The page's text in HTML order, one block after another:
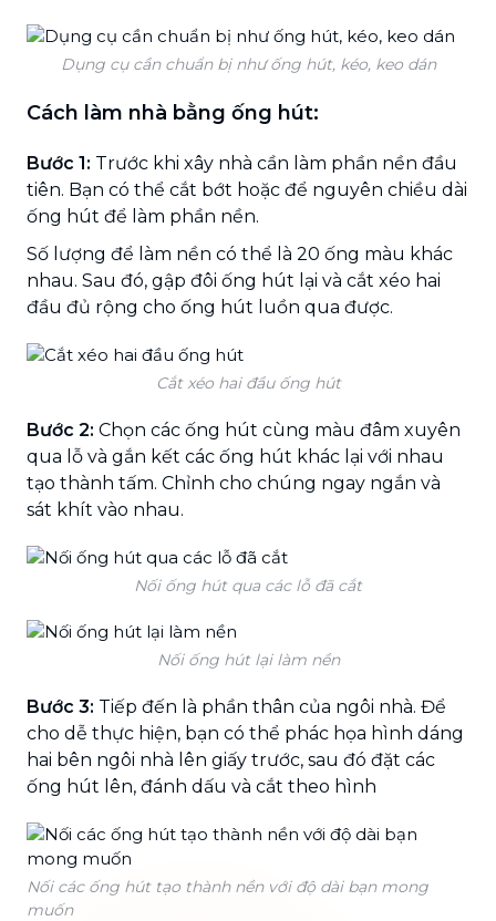
Dụng cụ cần chuẩn bị như ống hút, kéo, keo dán
Cách làm nhà bằng ống hút:
Bước 1: Trước khi xây nhà cần làm phần nền đầu
tiên. Bạn có thể cắt bớt hoặc để nguyên chiều dài
ống hút để làm phần nền.
Số lượng để làm nền có thể là 20 ống màu khác
nhau. Sau đó, gập đôi ống hút lại và cắt xéo hai
đầu đủ rộng cho ống hút luồn qua được.
Cắt xéo hai đầu ống hút
Bước 2: Chọn các ống hút cùng màu đâm xuyên
qua lỗ và gắn kết các ống hút khác lại với nhau
tạo thành tấm. Chỉnh cho chúng ngay ngắn và
sát khít vào nhau.
Nối ống hút qua các lỗ đã cắt
Nối ống hút lại làm nền
Bước 3: Tiếp đến là phần thân của ngôi nhà. Để
cho dễ thực hiện, bạn có thể phác họa hình dáng
hai bên ngôi nhà lên giấy trước, sau đó đặt các
ống hút lên, đánh dấu và cắt theo hình
Nối các ống hút tạo thành nền với độ dài bạn mong
muốn